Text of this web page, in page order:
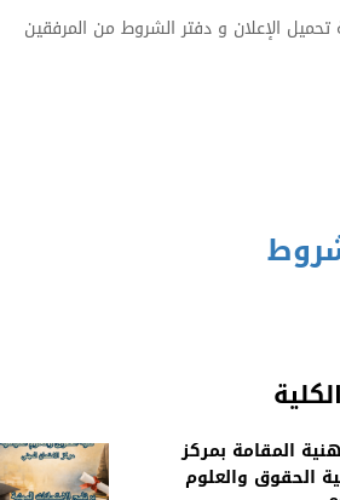
المقامة بمركز
الحقوق والعلوم
الإعلان و دفتر الشروط من المرفقين